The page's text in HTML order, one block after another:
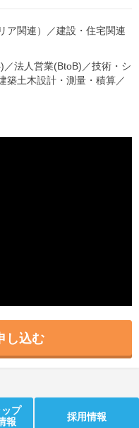
お知らせ
ア関連） ／建設・住宅関連
／法人営業(BtoB) ／技術・シ
築土木設計・測量・積算／
し込む
プ
報
採用情報